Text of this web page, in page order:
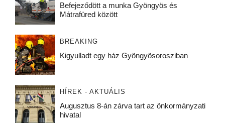
Befejeződött a munka Gyöngyös és
Mátrafüred között
BREAKING
Kigyulladt egy ház Gyöngyösorosziban
HÍREK - AKTUÁLIS
Augusztus 8-án zárva tart az önkormányzati
hivatal